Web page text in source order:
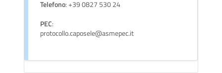
Telefono: +39 0827 530 24
PEC:
protocollo.caposele@asmepec.it